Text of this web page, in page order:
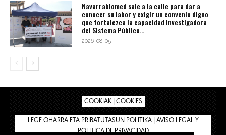
Navarrabiomed sale a la calle para dar a
conocer su labor y exigir un convenio digno
que fortalezca la capacidad investigadora
del Sistema Público...
2026-08-05
COOKIAK | COOKIES
LEGE OHARRA ETA PRIBATUTASUN POLITIKA | AVISO LEGAL Y
POLÍTICA DE PRIVACIDAD